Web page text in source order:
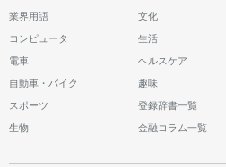
業界用語 文化
コンピュータ 生活
電車 ヘルスケア
自動車・バイク 趣味
スポーツ 登録辞書一覧
生物 金融コラム一覧